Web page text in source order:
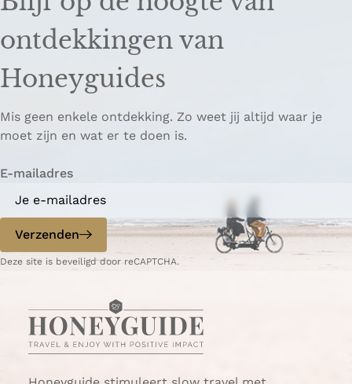
ontdekkingen van
Honeyguides
Mis geen enkele ontdekking. Zo weet jij altijd waar je
moet zijn en wat er te doen is.
E-mailadres
Verzenden
Deze site is beveiligd door reCAPTCHA.